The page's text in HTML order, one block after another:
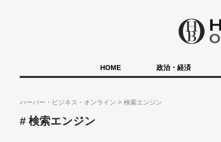
HOME 政治・経済
ハーバー・ビジネス・オンライン 検索エンジン
検索エンジン